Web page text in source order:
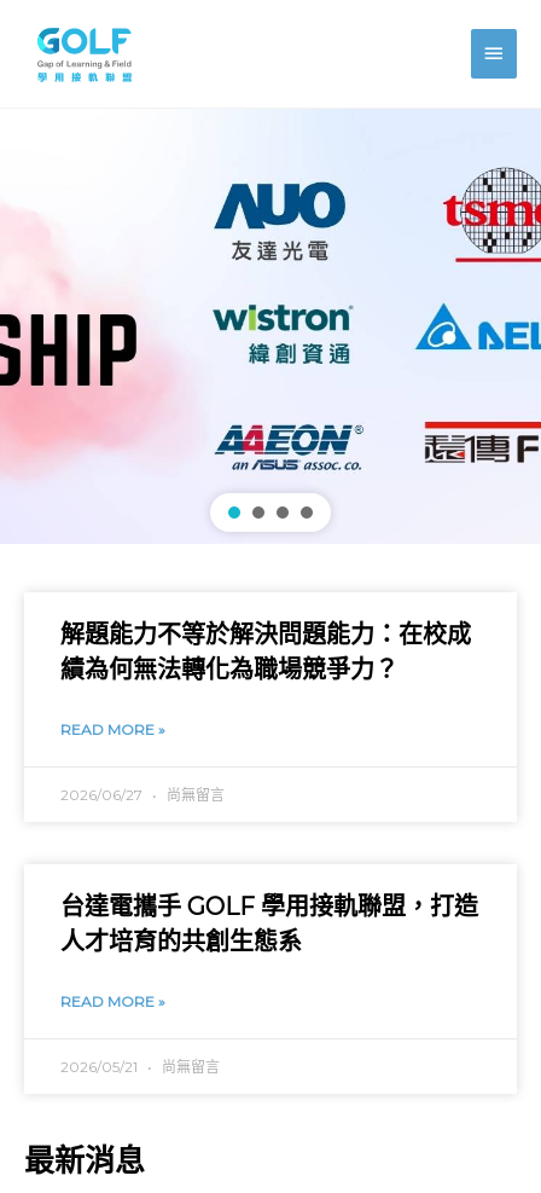
解題能力不等於解決問題能力：在校成
績為何無法轉化為職場競爭力？
READ MORE »
2026/06/27 尚無留言
台達電攜手 GOLF 學用接軌聯盟，打造
人才培育的共創生態系
READ MORE »
2026/05/21 尚無留言
最新消息